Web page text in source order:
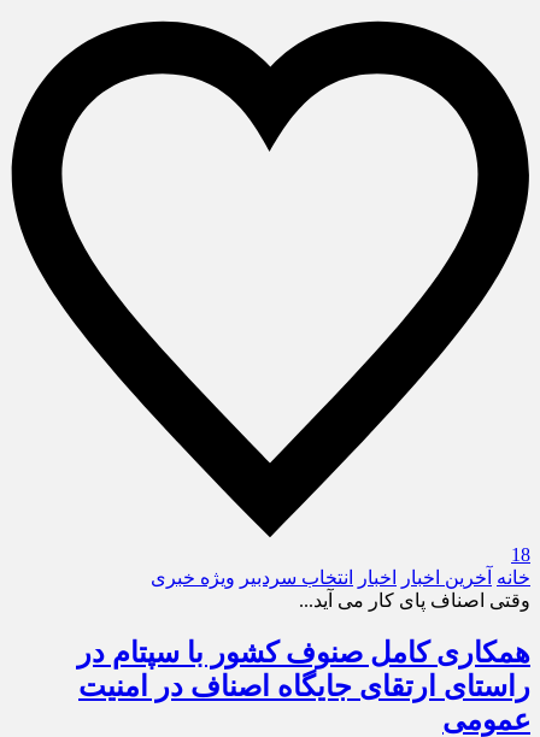
18
خانه آخرین اخبار اخبار انتخاب سردبیر ویژه خبری
وقتی اصناف پای کار می آید...
همکاری کامل صنوف کشور با سپتام در
راستای ارتقای جایگاه اصناف در امنیت
عمومی